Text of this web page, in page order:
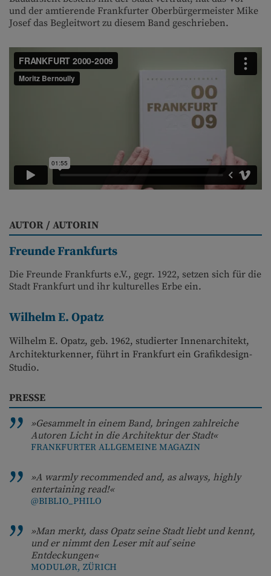
und der amtierende Frankfurter Oberbürgermeister Mike
Josef das Begleitwort zu diesem Band geschrieben.
AUTOR / AUTORIN
Freunde Frankfurts
Die Freunde Frankfurts e.V., gegr. 1922, setzen sich für die
Stadt Frankfurt und ihr kulturelles Erbe ein.
Wilhelm E. Opatz
Wilhelm E. Opatz, geb. 1962, studierter Innenarchitekt,
Architekturkenner, führt in Frankfurt ein Grafikdesign-
Studio.
PRESSE
»Gesammelt in einem Band, bringen zahlreiche
Autoren Licht in die Architektur der Stadt«
FRANKFURTER ALLGEMEINE MAGAZIN
»A warmly recommended and, as always, highly
entertaining read!«
@BIBLIO_PHILO
»Man merkt, dass Opatz seine Stadt liebt und kennt,
und er nimmt den Leser mit auf seine
Entdeckungen«
MODULØR, ZÜRICH